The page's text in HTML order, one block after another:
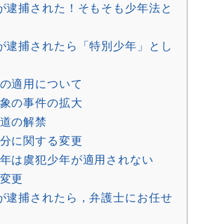
捕された！そもそも少年法と
捕されたら「特別少年」とし
適用について
の事件の拡大
の解禁
に関する変更
年は虞犯少年が適用されない
更
捕されたら，弁護士にお任せ